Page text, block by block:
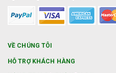
VỀ CHÚNG TÔI
HỖ TRỢ KHÁCH HÀNG